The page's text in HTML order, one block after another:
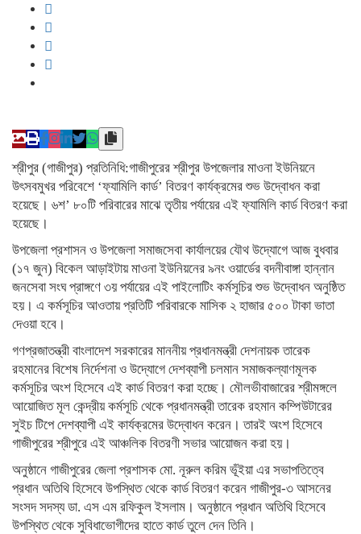
​শ্রীপুর (গাজীপুর) প্রতিনিধি:গাজীপুরের শ্রীপুর উপজেলার মাওনা ইউনিয়নে
উৎসবমুখর পরিবেশে ‘ফ্যামিলি কার্ড’ বিতরণ কার্যক্রমের শুভ উদ্বোধন করা
হয়েছে। ৬শ’ ৮০টি পরিবারের মাঝে তৃতীয় পর্যায়ের এই ফ্যামিলি কার্ড বিতরণ করা
হয়েছে।
​উপজেলা প্রশাসন ও উপজেলা সমাজসেবা কার্যালয়ের যৌথ উদ্যোগে আজ বুধবার
(১৭ জুন) বিকেল আড়াইটায় মাওনা ইউনিয়নের ৯নং ওয়ার্ডের বদনীবাঙ্গা হান্নান
জনসেবা সংঘ প্রাঙ্গণে ৩য় পর্যায়ের এই পাইলোটিং কর্মসূচির শুভ উদ্বোধন অনুষ্ঠিত
হয়। এ কর্মসূচির আওতায় প্রতিটি পরিবারকে মাসিক ২ হাজার ৫০০ টাকা ভাতা
দেওয়া হবে।
​গণপ্রজাতন্ত্রী বাংলাদেশ সরকারের মাননীয় প্রধানমন্ত্রী দেশনায়ক তারেক
রহমানের বিশেষ নির্দেশনা ও উদ্যোগে দেশব্যাপী চলমান সমাজকল্যাণমূলক
কর্মসূচির অংশ হিসেবে এই কার্ড বিতরণ করা হচ্ছে। মৌলভীবাজারের শ্রীমঙ্গলে
আয়োজিত মূল কেন্দ্রীয় কর্মসূচি থেকে প্রধানমন্ত্রী তারেক রহমান কম্পিউটারের
সুইচ টিপে দেশব্যাপী এই কার্যক্রমের উদ্বোধন করেন। তারই অংশ হিসেবে
গাজীপুরের শ্রীপুরে এই আঞ্চলিক বিতরণী সভার আয়োজন করা হয়।
অনুষ্ঠানে গাজীপুরের জেলা প্রশাসক মো. নূরুল করিম ভূঁইয়া এর সভাপতিত্বে
প্রধান অতিথি হিসেবে উপস্থিত থেকে কার্ড বিতরণ করেন গাজীপুর-৩ আসনের
সংসদ সদস্য ডা. এস এম রফিকুল ইসলাম। অনুষ্ঠানে প্রধান অতিথি হিসেবে
উপস্থিত থেকে সুবিধাভোগীদের হাতে কার্ড তুলে দেন তিনি।